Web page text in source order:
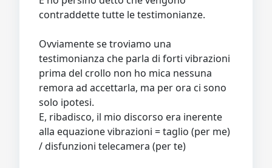
contraddette tutte le testimonianze.
Ovviamente se troviamo una
testimonianza che parla di forti vibrazioni
prima del crollo non ho mica nessuna
remora ad accettarla, ma per ora ci sono
solo ipotesi.
E, ribadisco, il mio discorso era inerente
alla equazione vibrazioni = taglio (per me)
/ disfunzioni telecamera (per te)